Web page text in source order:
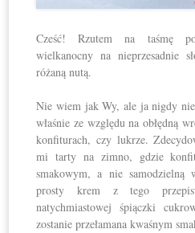
Cześć! Rzutem na taśmę
wielkanocny na nieprzesadnie
różaną nutą.
Nie wiem jak Wy, ale ja nigdy nie
właśnie ze względu na obłędną
konfiturach, czy lukrze.
mi tarty na zimno, gdzie
smakowym, a nie samodzielną
prosty krem z tego
natychmiastowej śpiączki
zostanie przełamana kwaśnym